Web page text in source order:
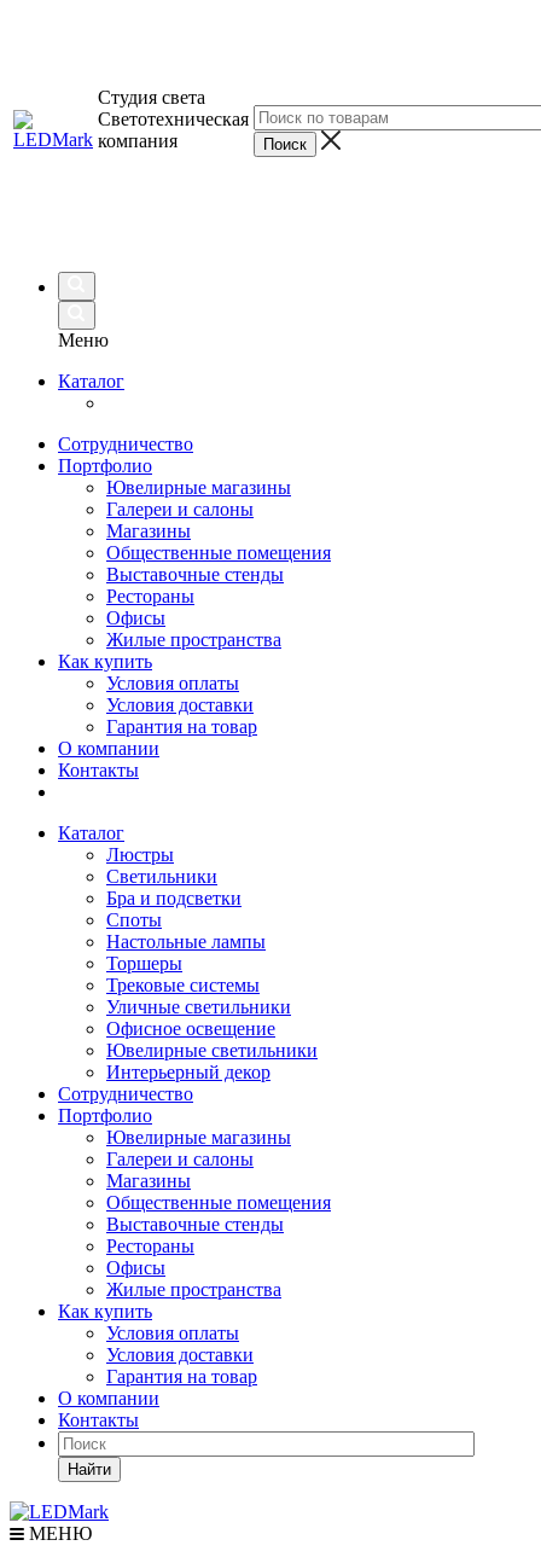
Студия света
Светотехническая
компания
Меню
Каталог
Сотрудничество
Портфолио
Ювелирные магазины
Галереи и салоны
Магазины
Общественные помещения
Выставочные стенды
Рестораны
Офисы
Жилые пространства
Как купить
Условия оплаты
Условия доставки
Гарантия на товар
О компании
Контакты
Каталог
Люстры
Светильники
Бра и подсветки
Споты
Настольные лампы
Торшеры
Трековые системы
Уличные светильники
Офисное освещение
Ювелирные светильники
Интерьерный декор
Сотрудничество
Портфолио
Ювелирные магазины
Галереи и салоны
Магазины
Общественные помещения
Выставочные стенды
Рестораны
Офисы
Жилые пространства
Как купить
Условия оплаты
Условия доставки
Гарантия на товар
О компании
Контакты
Найти
МЕНЮ